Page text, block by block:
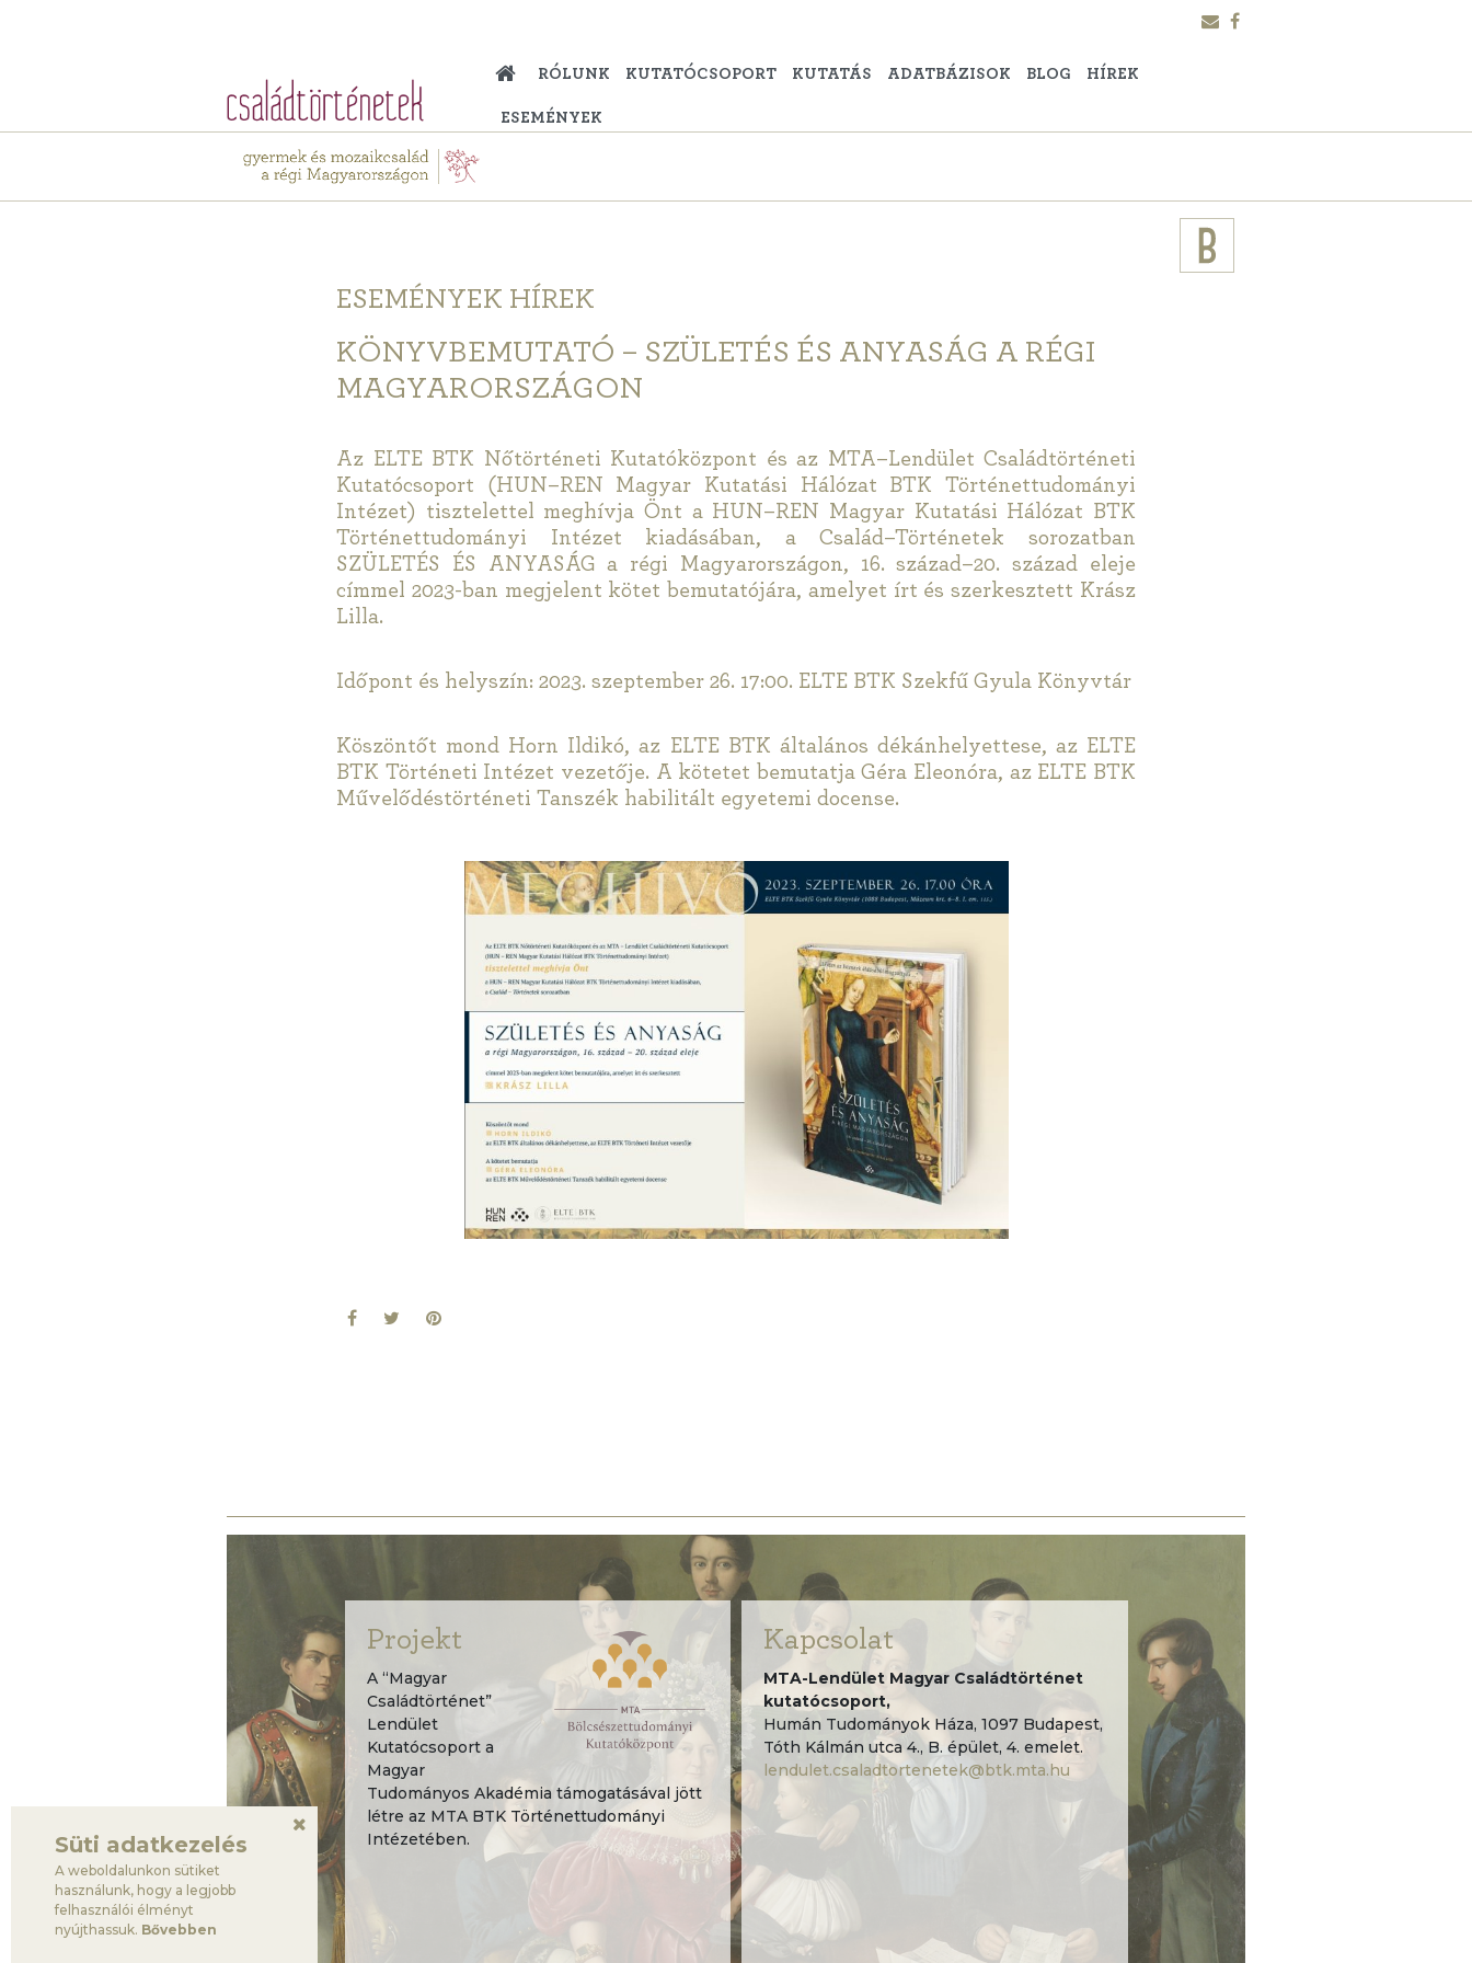
Süti adatkezelés
A weboldalunkon sütiket
használunk, hogy a legjobb
felhasználói élményt
nyújthassuk. Bővebben
RÓLUNK KUTATÓCSOPORT KUTATÁS ADATBÁZISOK BLOG HÍREK
ESEMÉNYEK
ESEMÉNYEK HÍREK
KÖNYVBEMUTATÓ – SZÜLETÉS ÉS ANYASÁG A RÉGI
MAGYARORSZÁGON
Az ELTE BTK Nőtörténeti Kutatóközpont és az MTA–Lendület Családtörténeti
Kutatócsoport (HUN–REN Magyar Kutatási Hálózat BTK Történettudományi
Intézet) tisztelettel meghívja Önt a HUN–REN Magyar Kutatási Hálózat BTK
Történettudományi Intézet kiadásában, a Család–Történetek sorozatban
SZÜLETÉS ÉS ANYASÁG a régi Magyarországon, 16. század–20. század eleje
címmel 2023-ban megjelent kötet bemutatójára, amelyet írt és szerkesztett Krász
Lilla.
Időpont és helyszín: 2023. szeptember 26. 17:00. ELTE BTK Szekfű Gyula Könyvtár
Köszöntőt mond Horn Ildikó, az ELTE BTK általános dékánhelyettese, az ELTE
BTK Történeti Intézet vezetője. A kötetet bemutatja Géra Eleonóra, az ELTE BTK
Művelődéstörténeti Tanszék habilitált egyetemi docense.
Projekt
A “Magyar
Családtörténet”
Lendület
Kutatócsoport a
Magyar
Tudományos Akadémia támogatásával jött
létre az MTA BTK Történettudományi
Intézetében.
Kapcsolat
MTA-Lendület Magyar Családtörténet
kutatócsoport,
Humán Tudományok Háza, 1097 Budapest,
Tóth Kálmán utca 4., B. épület, 4. emelet.
lendulet.csaladtortenetek@btk.mta.hu